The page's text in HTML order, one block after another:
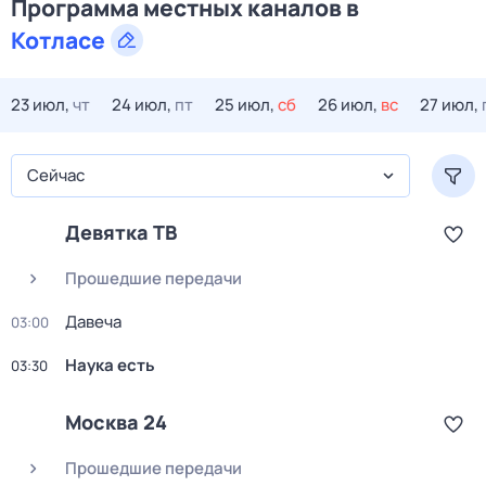
Программа местных каналов в
Котласе
23 июл,чт 24 июл, пт 25 июл,сб 26 июл, вс 27 июл,
Сейчас
Девятка ТВ
Прошедшие передачи
03:00 Давеча
03:30 Наука есть
Москва 24
Прошедшие передачи